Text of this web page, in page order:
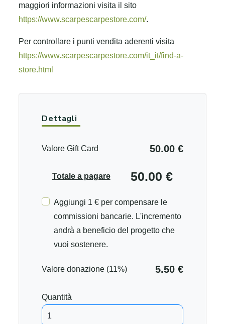
maggiori informazioni visita il sito
https://www.scarpescarpestore.com/.
Per controllare i punti vendita aderenti visita
https://www.scarpescarpestore.com/it_it/find-a-
store.html
Dettagli
Valore Gift Card 50.00 €
Totale a pagare 50.00 €
Aggiungi 1 € per compensare le
commissioni bancarie. L'incremento
andrà a beneficio del progetto che
vuoi sostenere.
Valore donazione (11%) 5.50 €
Quantità